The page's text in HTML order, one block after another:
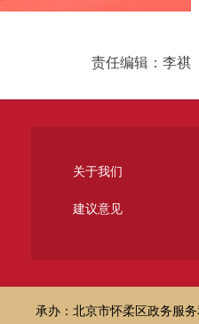
责任编辑：李祺
关于我们
建议意见
承办：北京市怀柔区政务服